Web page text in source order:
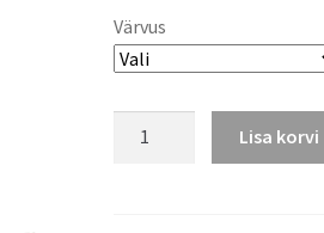
Värvus
Lisa korvi